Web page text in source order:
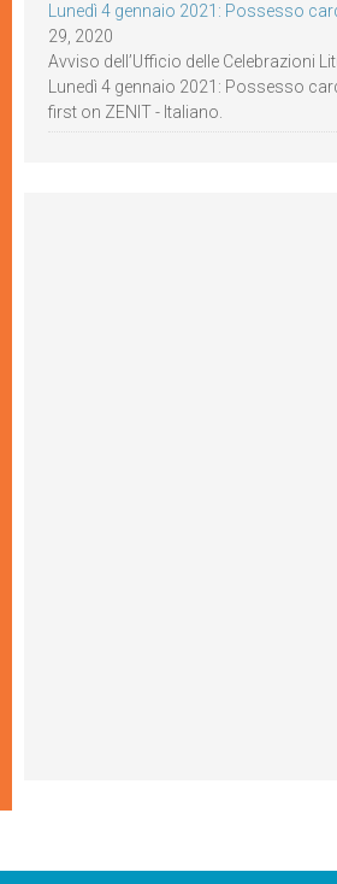
Lunedì 4 gennaio 2021: Possesso
29, 2020
Avviso dell’Ufficio delle Celebrazioni
Lunedì 4 gennaio 2021: Possesso
first on ZENIT - Italiano.